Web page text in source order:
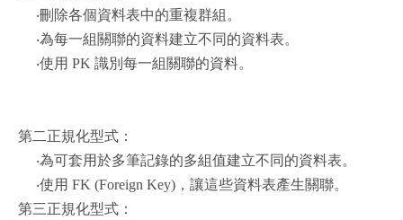
‧刪除各個資料表中的重複群組。
‧為每一組關聯的資料建立不同的資料表。
‧使用 PK 識別每一組關聯的資料。
第二正規化型式：
‧為可套用於多筆記錄的多組值建立不同的資料表。
‧使用 FK (Foreign Key)，讓這些資料表產生關聯。
第三正規化型式：